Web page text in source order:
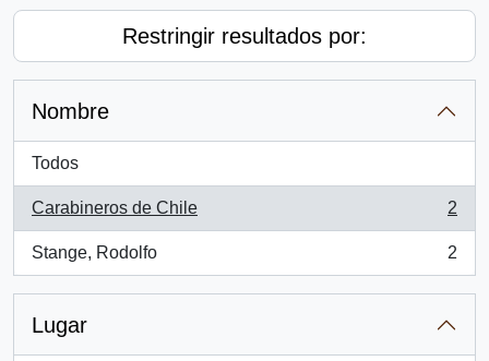
Restringir resultados por:
Nombre
Todos
Carabineros de Chile
, 2 resultados
2
Stange, Rodolfo
, 2 resultados
2
Lugar